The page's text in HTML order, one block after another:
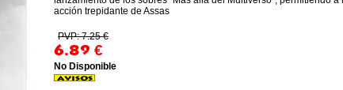
acción trepidante de Assas
PVP: 7.25 €
6.89 €
No Disponible